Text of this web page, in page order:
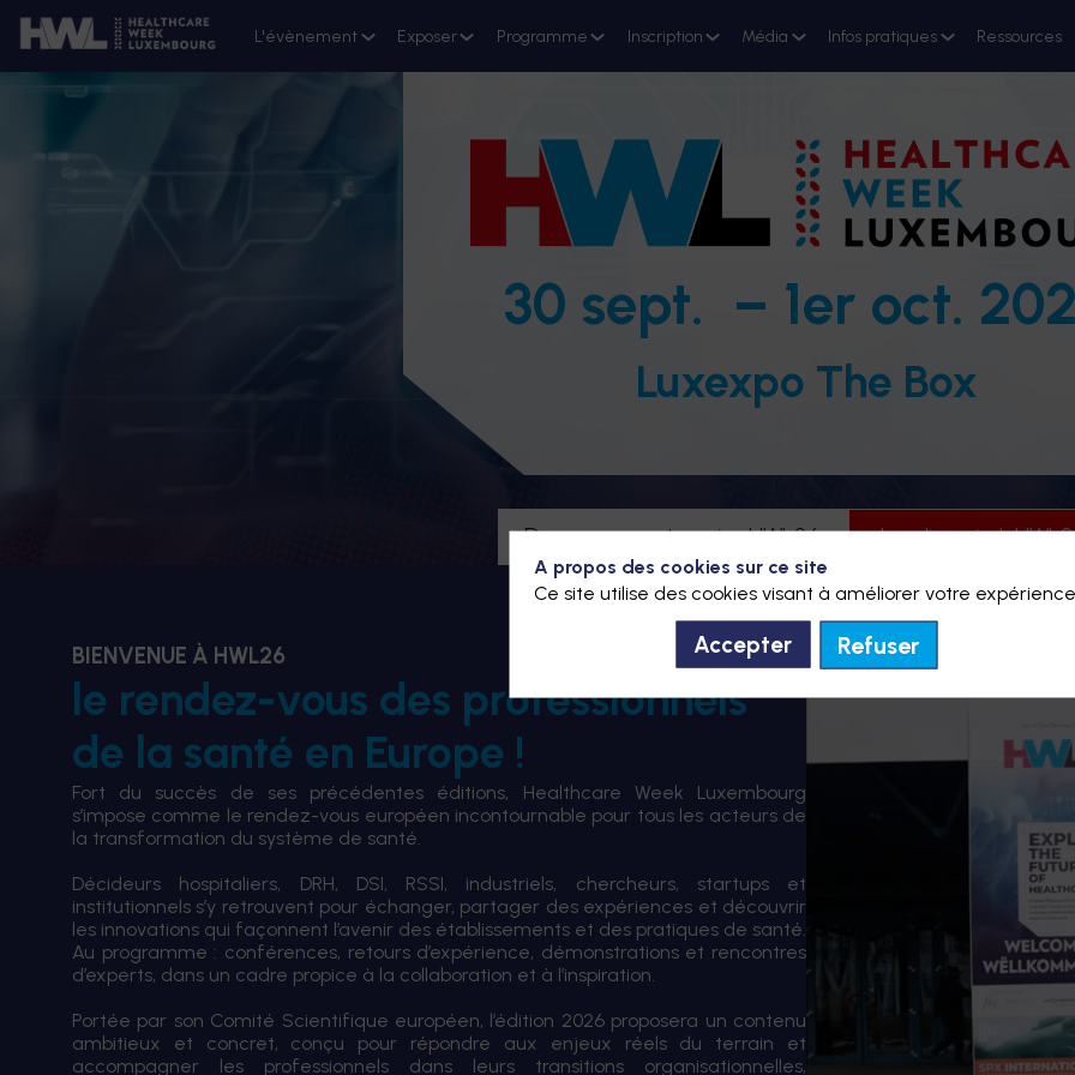
L'évènement Exposer Programme Inscription Média Infos pratiques Ressources
30 sept. – 1er oct.
Luxexpo The Box
Devenez partenaire HWL26 Je m'inscris à
BIENVENUE À HWL26
le rendez-vous des professionnels
de la santé en Europe !
Fort du succès de ses précédentes éditions, Healthcare Week Luxembourg
s’impose comme le rendez-vous européen incontournable pour tous les acteurs de
la transformation du système de santé.
Décideurs hospitaliers, DRH, DSI, RSSI, industriels, chercheurs, startups et
institutionnels s’y retrouvent pour échanger, partager des expériences et découvrir
les innovations qui façonnent l’avenir des établissements et des pratiques de santé.
Au programme : conférences, retours d’expérience, démonstrations et rencontres
d’experts, dans un cadre propice à la collaboration et à l’inspiration.
Portée par son Comité Scientifique européen, l’édition 2026 proposera un contenu
ambitieux et concret, conçu pour répondre aux enjeux réels du terrain et
accompagner les professionnels dans leurs transitions organisationnelles,
A propos des cookies sur ce site
Ce site utilise des cookies visant à améliorer votre
Accepter Refuser